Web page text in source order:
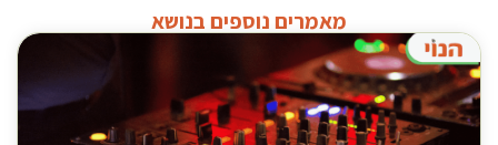
מאמרים נוספים בנושא